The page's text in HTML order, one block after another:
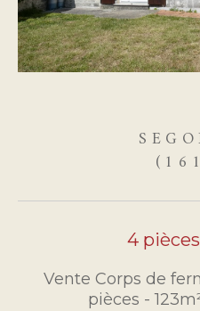
4 pièces
Vente Corps de
pièces -